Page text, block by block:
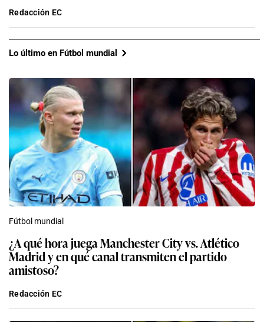
Redacción EC
Lo último en Fútbol mundial
Fútbol mundial
¿A qué hora juega Manchester City vs. Atlético
Madrid y en qué canal transmiten el partido
amistoso?
Redacción EC